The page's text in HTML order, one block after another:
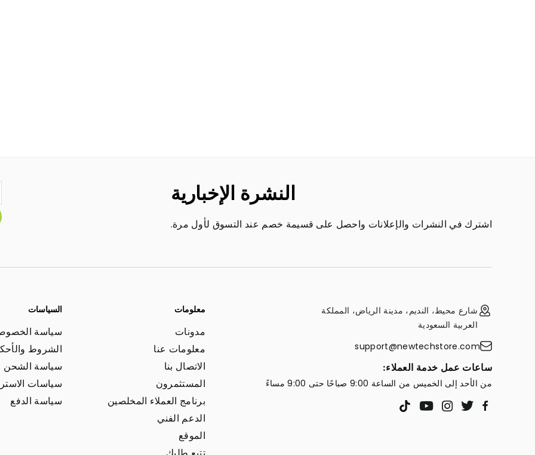
النشرة الإخبارية
اشترك في النشرات والإعلانات واحصل على قسيمة خصم عند التسوق لأول مرة.
شارع محيط، النديم، مدينة الرياض، المملكة
العربية السعودية
support@newtechstore.com
ساعات عمل خدمة العملاء:
من الأحد إلى الخميس من الساعة 9:00 صباحًا حتى 9:00 مساءً
Facebook
Twitter
Instagram
YouTube
معلومات
مدونات
معلومات عنا
الاتصال بنا
المستثمرون
برنامج العملاء المخلصين
الدعم الفني
الموقع
السياسات
سياسة
الشروط
سياسة الشحن
سياسات
سياسة الدفع